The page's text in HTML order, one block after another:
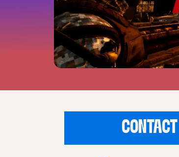
CONTACT